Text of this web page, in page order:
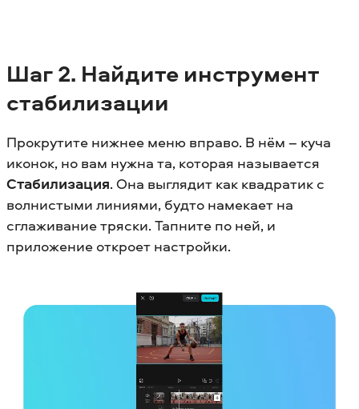
Шаг 2. Найдите инструмент
стабилизации
Прокрутите нижнее меню вправо. В нём – куча
иконок, но вам нужна та, которая называется
Стабилизация. Она выглядит как квадратик с
волнистыми линиями, будто намекает на
сглаживание тряски. Тапните по ней, и
приложение откроет настройки.